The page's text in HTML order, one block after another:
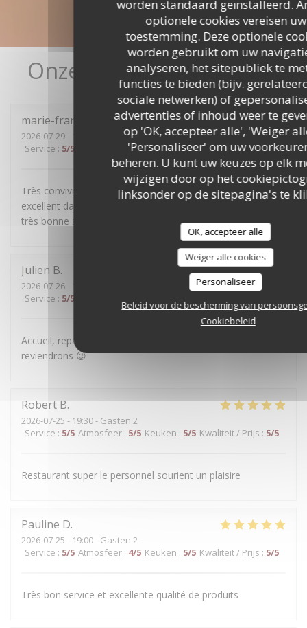
worden standaard geïnstalleerd.
optionele cookies vereisen uw
toestemming. Deze optionele
worden gebruikt om uw
analyseren, het sitepubliek te
functies te bieden (bijv.
sociale netwerken) of
advertenties of inhoud weer te
op 'OK, accepteer alle', 'Weiger
'Personaliseer' om uw
beheren. U kunt uw keuzes op elk
wijzigen door op het
linksonder op de sitepagina's te
OK, accepteer alle
Weiger alle cookies
Personaliseer
Beleid voor de bescherming van
Cookiebeleid
Onze gastbeoordelingen
marie-françoise
2026-07-29 - 19:30 - Gasten 4
Service : 5/5 5/5 Keuken : 4/5 Kwaliteit / Prijs:5/5
Très convivial, sans chichis, mets délicieux et service
excellent dans la bonne humeur. Nous avons passé une
très bonne soirée.
Julien B
2026-07-26 - 19:30 - Gasten 5
Service : 5/5
Accueil, repas et terrasse vraiment très sympa ! Nous
reviendrons 😉
Robert B
2026-07-25 - 19:30 - Gasten 2
Service : 5/5 Atmosfeer : 5/5 Keuken : 5/5 Kwaliteit / Prijs : 5/5
Restaurant super le personnel sourient un plaisire
Pauline D
2026-07-25 - 19:00 - Gasten 2
Service : 5/5 Atmosfeer : 4/5 Keuken : 5/5 Kwaliteit / Prijs : 5/5
Très bon service et excellente qualité de produits